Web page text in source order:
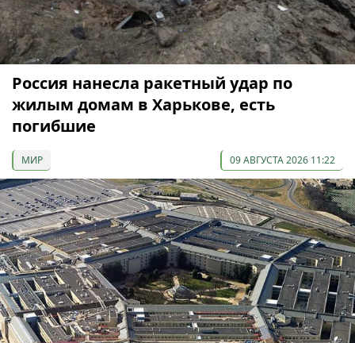
Россия нанесла ракетный удар по
жилым домам в Харькове, есть
погибшие
МИР 09 АВГУСТА 2026 11:22